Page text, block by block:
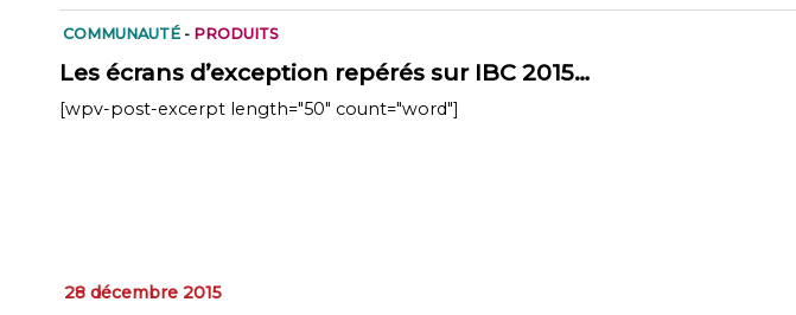
COMMUNAUTÉ - PRODUITS
Les écrans d’exception repérés sur IBC 2015…
[wpv-post-excerpt length="50" count="word"]
28 décembre 2015